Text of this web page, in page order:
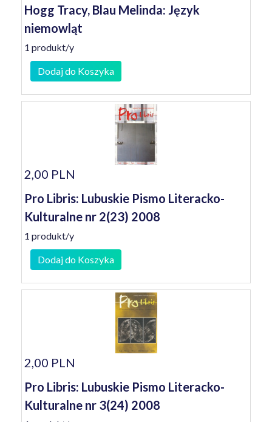
Hogg Tracy, Blau Melinda: Język
niemowląt
1 produkt/y
Dodaj do Koszyka
2,00 PLN
Pro Libris: Lubuskie Pismo Literacko-
Kulturalne nr 2(23) 2008
1 produkt/y
Dodaj do Koszyka
2,00 PLN
Pro Libris: Lubuskie Pismo Literacko-
Kulturalne nr 3(24) 2008